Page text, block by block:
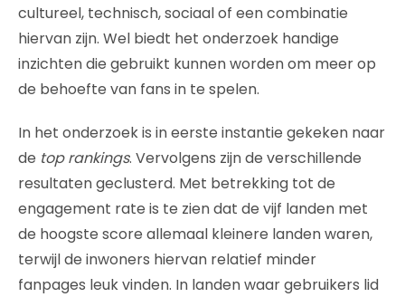
cultureel, technisch, sociaal of een combinatie
hiervan zijn. Wel biedt het onderzoek handige
inzichten die gebruikt kunnen worden om meer op
de behoefte van fans in te spelen.
In het onderzoek is in eerste instantie gekeken naar
de top rankings. Vervolgens zijn de verschillende
resultaten geclusterd. Met betrekking tot de
engagement rate is te zien dat de vijf landen met
de hoogste score allemaal kleinere landen waren,
terwijl de inwoners hiervan relatief minder
fanpages leuk vinden. In landen waar gebruikers lid